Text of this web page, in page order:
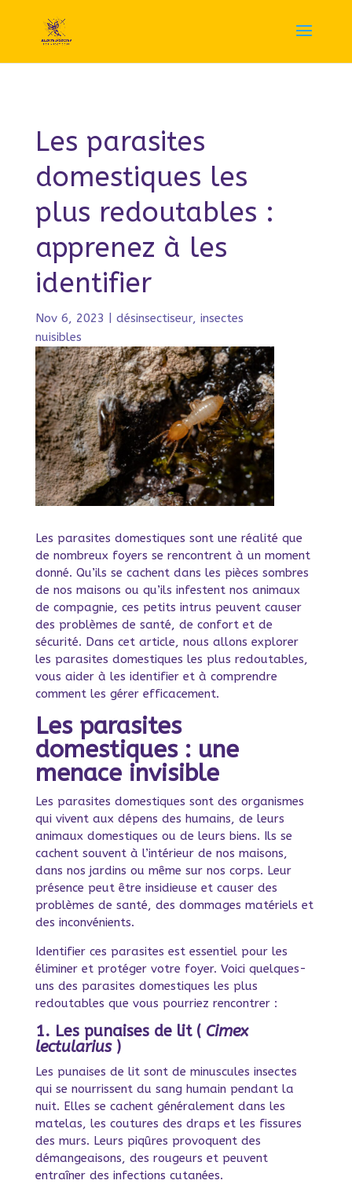
Les parasites
domestiques les
plus redoutables :
apprenez à les
identifier
Nov 6, 2023 désinsectiseur, insectes
nuisibles
Les parasites domestiques sont une réalité que
de nombreux foyers se rencontrent à un moment
donné. Qu’ils se cachent dans les pièces sombres
de nos maisons ou qu’ils infestent nos animaux
de compagnie, ces petits intrus peuvent causer
des problèmes de santé, de confort et de
sécurité. Dans cet article, nous allons explorer
les parasites domestiques les plus redoutables,
vous aider à les identifier et à comprendre
comment les gérer efficacement.
Les parasites
domestiques : une
menace invisible
Les parasites domestiques sont des organismes
qui vivent aux dépens des humains, de leurs
animaux domestiques ou de leurs biens. Ils se
cachent souvent à l’intérieur de nos maisons,
dans nos jardins ou même sur nos corps. Leur
présence peut être insidieuse et causer des
problèmes de santé, des dommages matériels et
des inconvénients.
Identifier ces parasites est essentiel pour les
éliminer et protéger votre foyer. Voici quelques-
uns des parasites domestiques les plus
redoutables que vous pourriez rencontrer :
1. Les punaises de lit ( Cimex
lectularius)
Les punaises de lit sont de minuscules insectes
qui se nourrissent du sang humain pendant la
nuit. Elles se cachent généralement dans les
matelas, les coutures des draps et les fissures
des murs. Leurs piqûres provoquent des
démangeaisons, des rougeurs et peuvent
entraîner des infections cutanées.